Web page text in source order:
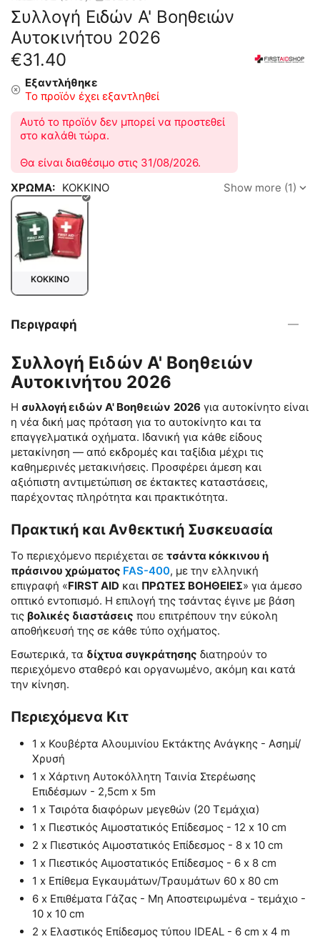
Συλλογή Ειδών Α' Βοηθειών
Αυτοκινήτου 2026
€31.40
Εξαντλήθηκε
Το προϊόν έχει εξαντληθεί
Αυτό το προϊόν δεν μπορεί να προστεθεί
στο καλάθι τώρα.
Θα είναι διαθέσιμο στις 31/08/2026.
ΧΡΩΜΑ: ΚΟΚΚΙΝΟ Show more (1)
ΚΟΚΚΙΝΟ
Περιγραφή
Συλλογή Ειδών Α' Βοηθειών
Αυτοκινήτου 2026
Η συλλογή ειδών Α' Βοηθειών 2026 για αυτοκίνητο είναι
η νέα δική μας πρόταση για το αυτοκίνητο και τα
επαγγελματικά οχήματα. Ιδανική για κάθε είδους
μετακίνηση — από εκδρομές και ταξίδια μέχρι τις
καθημερινές μετακινήσεις. Προσφέρει άμεση και
αξιόπιστη αντιμετώπιση σε έκτακτες καταστάσεις,
παρέχοντας πληρότητα και πρακτικότητα.
Πρακτική και Ανθεκτική Συσκευασία
Το περιεχόμενο περιέχεται σε τσάντα κόκκινου ή
πράσινου χρώματος FAS-400, με την ελληνική
επιγραφή «FIRST AID και ΠΡΩΤΕΣ ΒΟΗΘΕΙΕΣ» για άμεσο
οπτικό εντοπισμό. Η επιλογή της τσάντας έγινε με βάση
τις βολικές διαστάσεις που επιτρέπουν την εύκολη
αποθήκευσή της σε κάθε τύπο οχήματος.
Εσωτερικά, τα δίχτυα συγκράτησης διατηρούν το
περιεχόμενο σταθερό και οργανωμένο, ακόμη και κατά
την κίνηση.
Περιεχόμενα Κιτ
1 x Κουβέρτα Αλουμινίου Εκτάκτης Ανάγκης - Ασημί/
Χρυσή
1 x Χάρτινη Αυτοκόλλητη Ταινία Στερέωσης
Επιδέσμων - 2,5cm x 5m
1 x Τσιρότα διαφόρων μεγεθών (20 Τεμάχια)
1 x Πιεστικός Αιμοστατικός Επίδεσμος - 12 x 10 cm
2 x Πιεστικός Αιμοστατικός Επίδεσμος - 8 x 10 cm
1 x Πιεστικός Αιμοστατικός Επίδεσμος - 6 x 8 cm
1 x Επίθεμα Εγκαυμάτων/Τραυμάτων 60 x 80 cm
6 x Επιθέματα Γάζας - Μη Αποστειρωμένα - τεμάχιο -
10 x 10 cm
2 x Ελαστικός Επίδεσμος τύπου IDEAL - 6 cm x 4 m